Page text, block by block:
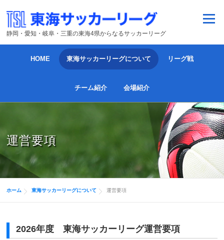
静岡・愛知・岐阜・三重の東海4県からなるサッカーリーグ
メニュー
HOME 東海サッカーリーグについて リーグ戦
チーム紹介 会場紹介
運営要項
ホーム 東海サッカーリーグについて 運営要項
2026年度 東海サッカーリーグ運営要項